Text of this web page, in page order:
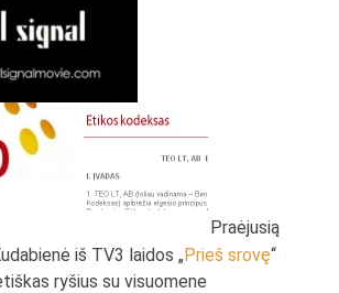
Praėjusią
iš TV3 laidos „Prieš srovę“
ryšius su visuomene